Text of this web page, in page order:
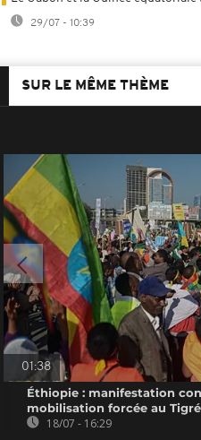
29/07 - 10:39
SUR LE MÊME THÈME
01:38
Éthiopie : manifestation
mobilisation forcée au Tigré
18/07 - 16:29